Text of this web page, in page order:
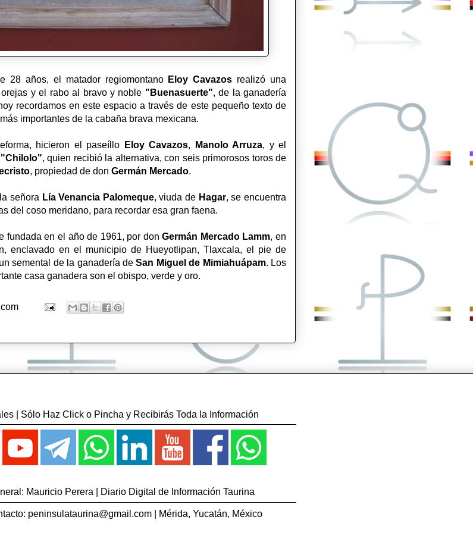
28 años, el matador regiomontano Eloy Cavazos realizó una
y el rabo al bravo y noble "Buenasuerte", de la ganadería
recordamos en este espacio a través de este pequeño texto de
importantes de la cabaña brava mexicana.
hicieron el paseíllo Eloy Cavazos, Manolo Arruza, y el
"Chilolo", quien recibió la alternativa, con seis primorosos toros de
, propiedad de don Germán Mercado.
señora Lía Venancia Palomeque, viuda de Hagar, se encuentra
del coso meridano, para recordar esa gran faena.
fundada en el año de 1961, por donGermán Mercado Lamm, en
enclavado en el municipio de Hueyotlipan, Tlaxcala, el pie de
semental de la ganadería deSan Miguel de Mimiahuápam. Los
casa ganadera son el obispo, verde y oro.
| Sólo Haz Click o Pincha y Recibirás Toda la Información
Mauricio Perera | Diario Digital de Información Taurina
peninsulataurina@gmail.com | Mérida, Yucatán, México